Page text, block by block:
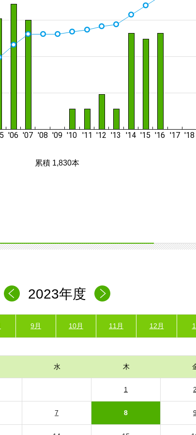
累積 1,830本
2023年度
9月 10月 11月 12月
水 木
1 2
7 8